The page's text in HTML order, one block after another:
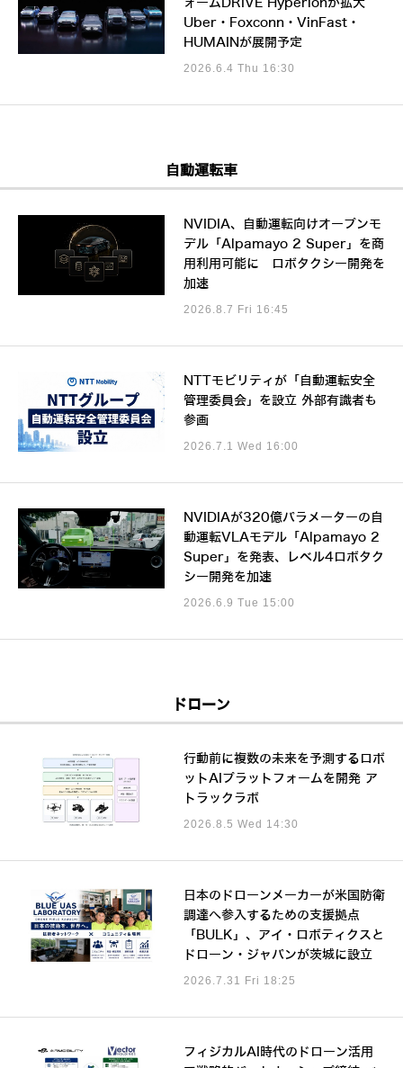
ォームDRIVE Hyperionが拡大
Uber・Foxconn・VinFast・
HUMAINが展開予定
2026.6.4 Thu 16:30
自動運転車
NVIDIA、自動運転向けオープンモ
デル「Alpamayo 2 Super」を商
用利用可能に ロボタクシー開発を
加速
2026.8.7 Fri 16:45
NTTモビリティが「自動運転安全
管理委員会」を設立 外部有識者も
参画
2026.7.1 Wed 16:00
NVIDIAが320億パラメーターの自
動運転VLAモデル「Alpamayo 2
Super」を発表、レベル4ロボタク
シー開発を加速
2026.6.9 Tue 15:00
ドローン
行動前に複数の未来を予測するロボ
ットAIプラットフォームを開発 ア
トラックラボ
2026.8.5 Wed 14:30
日本のドローンメーカーが米国防衛
調達へ参入するための支援拠点
「BULK」、アイ・ロボティクスと
ドローン・ジャパンが茨城に設立
2026.7.31 Fri 18:25
フィジカルAI時代のドローン活用